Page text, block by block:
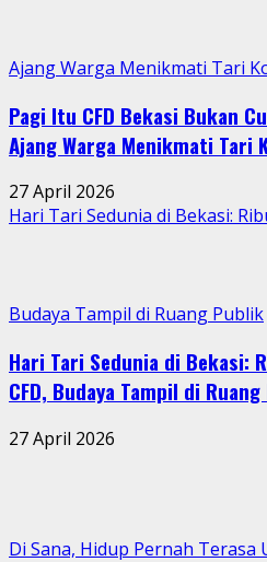
Ajang Warga Menikmati Tari
Pagi Itu CFD Bekasi Bukan
Ajang Warga Menikmati Tari
27 April 2026
Hari Tari Sedunia di Bekasi:
Budaya Tampil di Ruang Publik
Hari Tari Sedunia di Bekasi:
CFD, Budaya Tampil di
27 April 2026
Di Sana, Hidup Pernah Terasa